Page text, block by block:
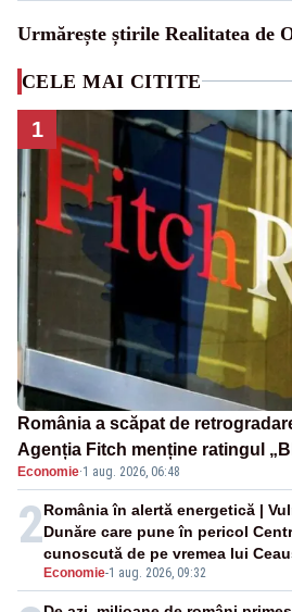
Urmărește știrile Realitatea de
CELE MAI CITITE
1
România a scăpat de
Agenția Fitch menține ratingul
negativă
Economie·1 aug. 2026, 06:48
2
Economie-1 aug. 2026, 09:32
România în alertă energetică |
Dunăre care pune în pericol
cunoscută de pe vremea lui